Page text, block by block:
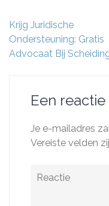
Krijg Juridische
Ondersteuning: Gratis
Advocaat Bij
Een
Je e-mailadres
Vereiste velden
Reactie